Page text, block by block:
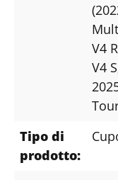
V4
V4 S
Tipo di
prodotto: